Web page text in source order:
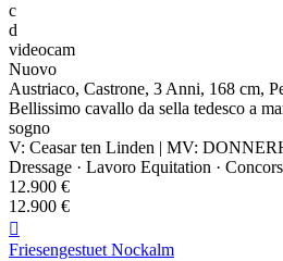
c
d
videocam
Nuovo
Austriaco, Castrone, 3 Anni, 168 cm,
Bellissimo cavallo da sella tedesco a
sogno
V: Ceasar ten Linden | MV:
Dressage · Lavoro Equitation ·
12.900 €
12.900 €

Friesengestuet Nockalm